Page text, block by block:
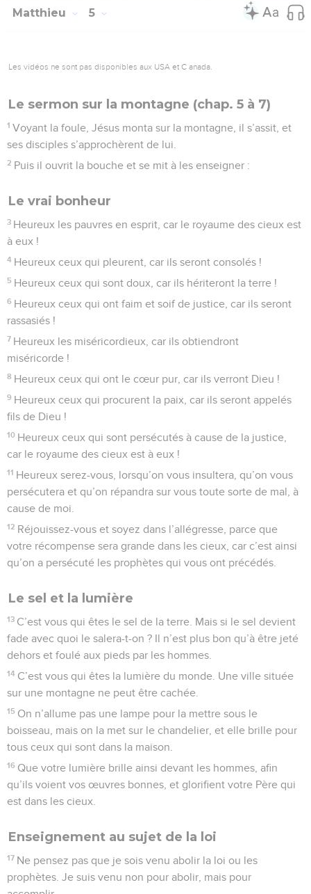
Matthieu 5
Les vidéos ne sont pas disponibles aux USA et C anada.
Le sermon sur la montagne (chap. 5 à 7)
1 Voyant la foule, Jésus monta sur la montagne, il s’assit, et
ses disciples s’approchèrent de lui.
2 Puis il ouvrit la bouche et se mit à les enseigner :
Le vrai bonheur
3 Heureux les pauvres en esprit, car le royaume des cieux est
à eux !
4 Heureux ceux qui pleurent, car ils seront consolés !
5 Heureux ceux qui sont doux, car ils hériteront la terre !
6 Heureux ceux qui ont faim et soif de justice, car ils seront
rassasiés !
7 Heureux les miséricordieux, car ils obtiendront
miséricorde !
8 Heureux ceux qui ont le cœur pur, car ils verront Dieu !
9 Heureux ceux qui procurent la paix, car ils seront appelés
fils de Dieu !
10 Heureux ceux qui sont persécutés à cause de la justice,
car le royaume des cieux est à eux !
11 Heureux serez-vous, lorsqu’on vous insultera, qu’on vous
persécutera et qu’on répandra sur vous toute sorte de mal, à
cause de moi.
12 Réjouissez-vous et soyez dans l’allégresse, parce que
votre récompense sera grande dans les cieux, car c’est ainsi
qu’on a persécuté les prophètes qui vous ont précédés.
Le sel et la lumière
13 C’est vous qui êtes le sel de la terre. Mais si le sel devient
fade avec quoi le salera-t-on ? Il n’est plus bon qu’à être jeté
dehors et foulé aux pieds par les hommes.
14 C’est vous qui êtes la lumière du monde. Une ville située
sur une montagne ne peut être cachée.
15 On n’allume pas une lampe pour la mettre sous le
boisseau, mais on la met sur le chandelier, et elle brille pour
tous ceux qui sont dans la maison.
16 Que votre lumière brille ainsi devant les hommes, afin
qu’ils voient vos œuvres bonnes, et glorifient votre Père qui
est dans les cieux.
Enseignement au sujet de la loi
17 Ne pensez pas que je sois venu abolir la loi ou les
prophètes. Je suis venu non pour abolir, mais pour